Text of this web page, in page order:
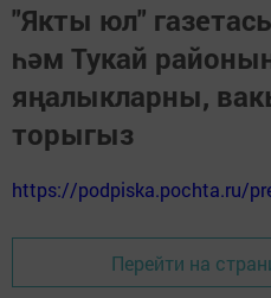
"Якты юл"
һәм Тукай
яңалыкларны,
торыгыз
https://podpiska.pochta.ru/
Перейти на